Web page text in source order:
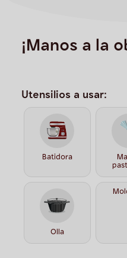
¡Manos a la
Utensilios a usar:
Batidora
Olla